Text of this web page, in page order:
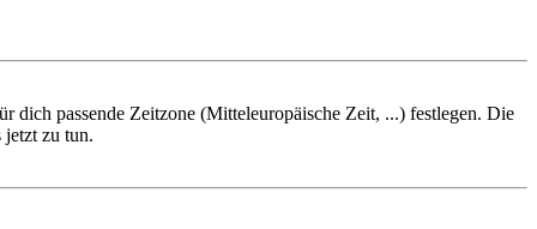
dich passende Zeitzone (Mitteleuropäische Zeit, ...) festlegen. Die
jetzt zu tun.